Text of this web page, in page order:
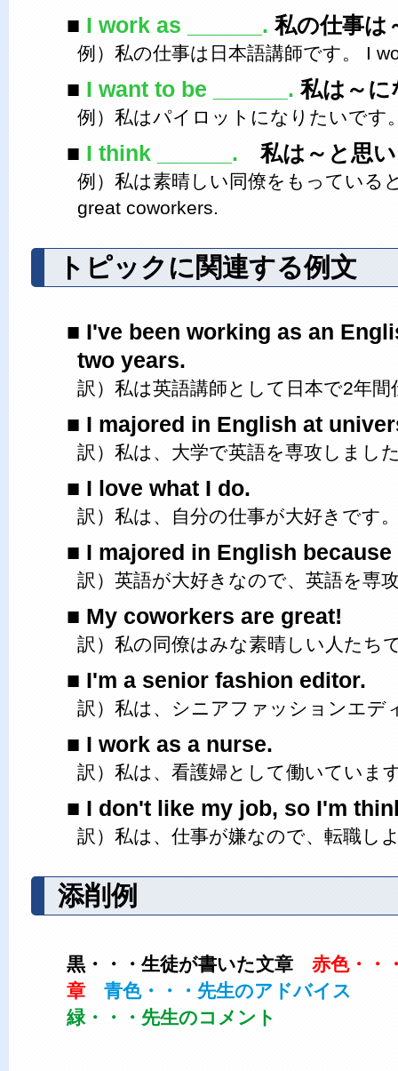
I work as ______. 私の仕事は
例）私の仕事は日本語講師です。 I
I want to be ______. 私は～に
例）私はパイロットになりたいで
I think ______. 私は～と思
例）私は素晴しい同僚をもってい
great coworkers.
トピックに関連する例文
I've been working as an
two years.
訳）私は英語講師として日本で2年
I majored in English at
訳）私は、大学で英語を専攻しまし
I love what I do.
訳）私は、自分の仕事が大好きです
I majored in English
訳）英語が大好きなので、英語を専
My coworkers are great!
訳）私の同僚はみな素晴しい人たち
I'm a senior fashion editor.
訳）私は、シニアファッションエデ
I work as a nurse.
訳）私は、看護婦として働いていま
I don't like my job, so I'm
訳）私は、仕事が嫌なので、転職し
添削例
黒・・・生徒が書いた文章 赤色・・
章
青色・・・先生のアドバイス
緑・・・先生のコメント